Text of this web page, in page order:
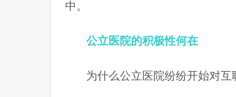
中。
公立医院的积极性何在
为什么公立医院纷纷开始对